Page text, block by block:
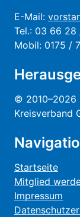
E-Mail:
Tel.: 03 66
Mobil: 0175 /
© 2010–2026
Kreisverband
Startseite
Mitglied
Impressum